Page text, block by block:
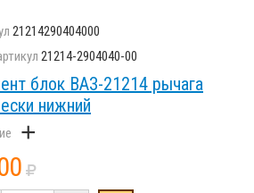
21214290404000
21214-2904040-00
блок ВАЗ-21214 рычага
нижний
+